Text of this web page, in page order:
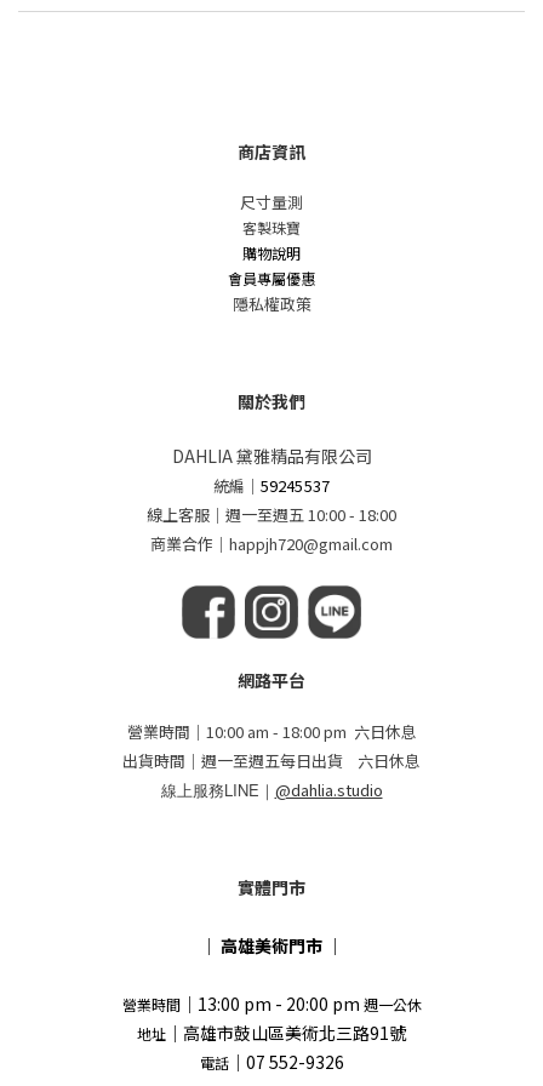
商店資訊
尺寸量測
客製珠寶
購物說明
會員專屬優惠
隱私權政策
關於我們
DAHLIA 黛雅精品有限公司
統編 ｜59245537
線上客服｜週一至週五 10:00 - 18:00
商業合作｜happjh720@gmail.com
網路平台
營業時間｜10:00 am - 18:00 pm 六日休息
出貨時間｜週一至週五每日出貨 六日休息
線上服務LINE｜ @dahlia.studio
實體門市
｜ 高雄美術門市 ｜
營業時間｜13:00 pm - 20:00 pm 週一公休
地址 ｜高雄市鼓山區美術北三路91號
電話｜07 552-9326